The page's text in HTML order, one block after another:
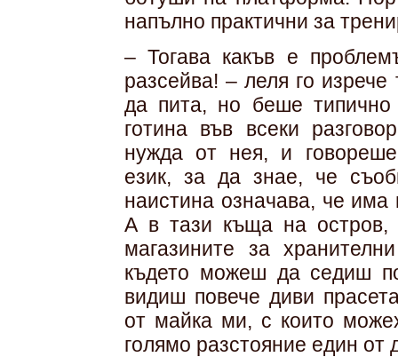
напълно практични за
– Тогава какъв е
разсейва! – леля го
да пита, но беше
готина във всеки
нужда от нея, и говореше
език, за да знае, че
наистина означава, че
А в тази къща на остров,
магазините за
където можеш да седиш
видиш повече диви
от майка ми, с които
голямо разстояние един от